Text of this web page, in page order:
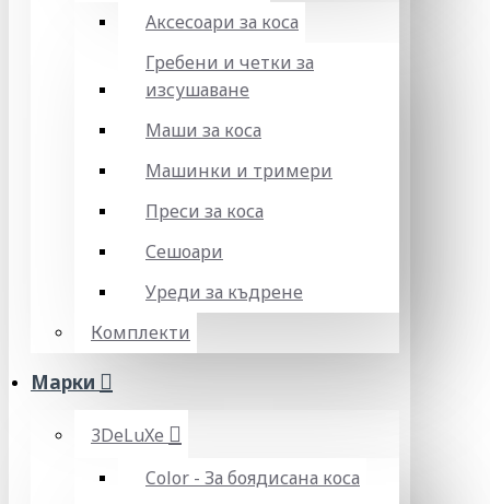
Аксесоари за коса
Гребени и четки за
изсушаване
Маши за коса
Машинки и тримери
Преси за коса
Сешоари
Уреди за къдрене
Комплекти
Марки
3DeLuXe
Color - За боядисана коса